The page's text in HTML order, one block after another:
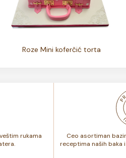
Roze Mini koferčić torta
rukama
Ceo asortiman
receptima naših baka